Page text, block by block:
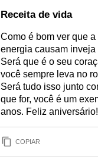
Receita de vida
Como é bom ver que
energia causam
Será que é o seu
você sempre leva no
Será tudo isso junto
que for, você é um
anos. Feliz aniversário!
COPIAR